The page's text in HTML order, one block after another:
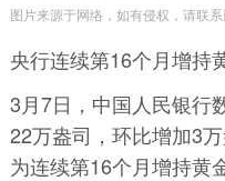
图片来源于网络，如有侵权，请联
央行连续第16个月增持
3月7日，中国人民银行
22万盎司，环比增加3
为连续第16个月增持黄金